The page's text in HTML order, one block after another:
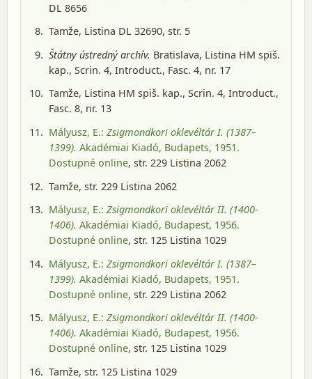
DL 8656
Tamže, Listina DL 32690, str. 5
Štátny ústredný archív. Bratislava, Listina HM spiš.
kap., Scrin. 4, Introduct., Fasc. 4, nr. 17
Tamže, Listina HM spiš. kap., Scrin. 4, Introduct.,
Fasc. 8, nr. 13
Mályusz, E.: Zsigmondkori oklevéltár I. (1387–
1399). Akadémiai Kiadó, Budapets, 1951 .
Dostupné online, str. 229 Listina 2062
Tamže, str. 229 Listina 2062
Mályusz, E.: Zsigmondkori oklevéltár II. (1400-
1406). Akadémiai Kiadó, Budapest, 1956.
Dostupné online, str. 125 Listina 1029
Mályusz, E.: Zsigmondkori oklevéltár I. (1387–
1399). Akadémiai Kiadó, Budapets, 1951 .
Dostupné online, str. 229 Listina 2062
Mályusz, E.: Zsigmondkori oklevéltár II. (1400-
1406). Akadémiai Kiadó, Budapest, 1956.
Dostupné online, str. 125 Listina 1029
Tamže, str. 125 Listina 1029